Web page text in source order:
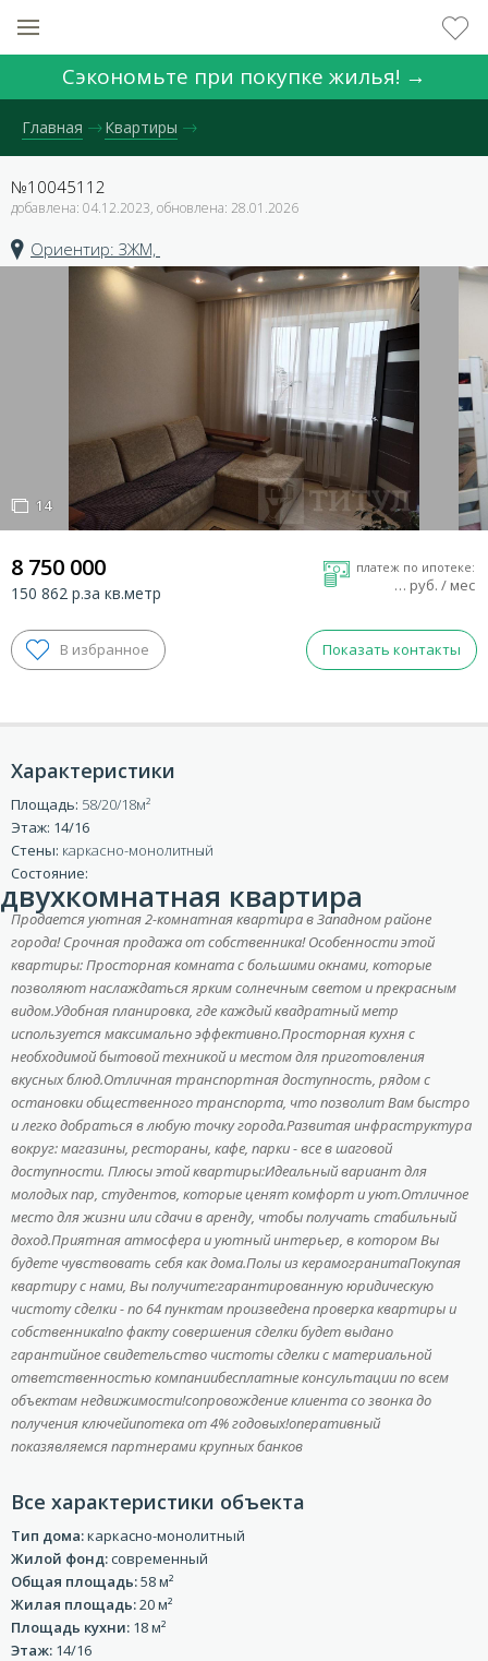
ВХОД ДЛЯ КЛИЕНТОВ
Сэкономьте при покупке жилья! →
Главная Квартиры
№10045112
добавлена: 04.12.2023, обновлена: 28.01.2026
14
Ориентир: ЗЖМ,
14
8 750 000
150 862 р.за кв.метр
платеж по ипотеке:
… руб. / мес
Показать контакты
Характеристики
Площадь: 58/20/18
Этаж: 14/16
Стены: каркасно-монолитный
Состояние:
двухкомнатная квартира
Продается уютная 2-комнатная квартира в Западном районе
города! Срочная продажа от собственника! Особенности этой
квартиры: Просторная комната с большими окнами, которые
позволяют наслаждаться ярким солнечным светом и прекрасным
видом.Удобная планировка, где каждый квадратный метр
используется максимально эффективно.Просторная кухня с
необходимой бытовой техникой и местом для приготовления
вкусных блюд.Отличная транспортная доступность, рядом с
остановки общественного транспорта, что позволит Вам быстро
и легко добраться в любую точку города.Развитая инфраструктура
вокруг: магазины, рестораны, кафе, парки - все в шаговой
доступности. Плюсы этой квартиры:Идеальный вариант для
молодых пар, студентов, которые ценят комфорт и уют.Отличное
место для жизни или сдачи в аренду, чтобы получать стабильный
доход.Приятная атмосфера и уютный интерьер, в котором Вы
будете чувствовать себя как дома.Полы из керамогранитаПокупая
квартиру с нами, Вы получите:гарантированную юридическую
чистоту сделки - по 64 пунктам произведена проверка квартиры и
собственника!по факту совершения сделки будет выдано
гарантийное свидетельство чистоты сделки с материальной
ответственностью компаниибесплатные консультации по всем
объектам недвижимости!сопровождение клиента со звонка до
получения ключейипотека от 4% годовых!оперативный
показявляемся партнерами крупных банков
Все характеристики объекта
Тип дома:каркасно-монолитный
Жилой фонд:современный
Общая площадь:58 м²
Жилая площадь:20 м²
Площадь кухни: 18 м²
Этаж: 14/16